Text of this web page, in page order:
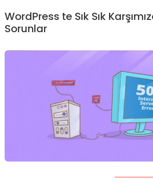
WordPress te Sık Sık
Sorunlar